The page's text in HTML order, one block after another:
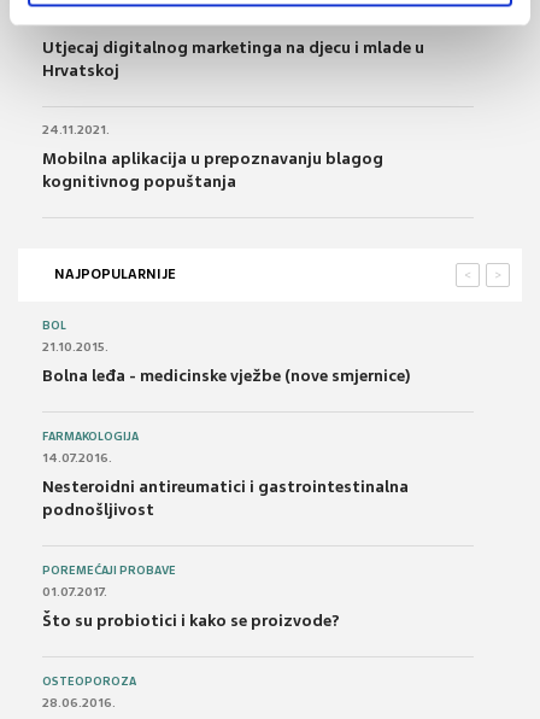
Utjecaj digitalnog marketinga na djecu i mlade u
Hrvatskoj
24.11.2021.
Mobilna aplikacija u prepoznavanju blagog
kognitivnog popuštanja
NAJPOPULARNIJE >
<
BOL
21.10.2015.
Bolna leđa - medicinske vježbe (nove smjernice)
FARMAKOLOGIJA
14.07.2016.
Nesteroidni antireumatici i gastrointestinalna
podnošljivost
POREMEĆAJI PROBAVE
01.07.2017.
Što su probiotici i kako se proizvode?
OSTEOPOROZA
28.06.2016.